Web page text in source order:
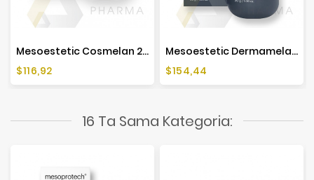
Mesoestetic Cosmelan 2 Krem Na Przebarwienia - 30 G
Cena
$116,92
Mesoestetic Dermamelan Treatment - 30g
Cena
$154,44
16 Ta Sama Kategoria: